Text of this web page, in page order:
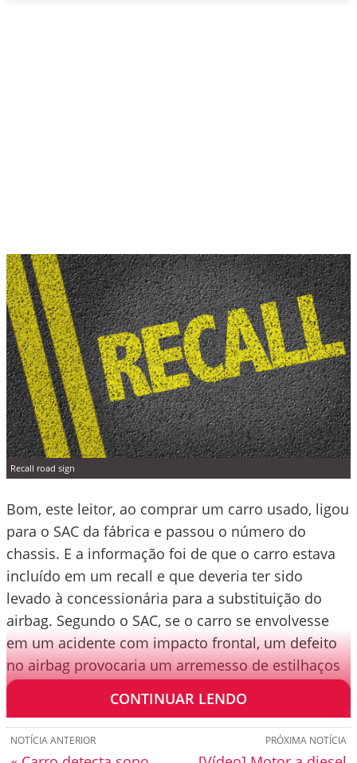
Recall road sign
Bom, este leitor, ao comprar um carro usado, ligou
para o SAC da fábrica e passou o número do
chassis. E a informação foi de que o carro estava
incluído em um recall e que deveria ter sido
levado à concessionária para a substituição do
airbag. Segundo o SAC, se o carro se envolvesse
em um acidente com impacto frontal, um defeito
no airbag provocaria um arremesso de estilhaços
metálicos contra os ocupantes.
CONTINUAR LENDO
PRÓXIMA NOTÍCIA
NOTÍCIA ANTERIOR